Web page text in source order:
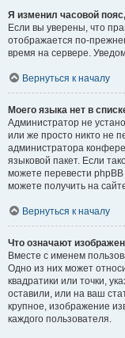
Я изменил часовой
Если вы уверены, что
отображается по-
время на сервере.
Вернуться к началу
Моего языка нет в
Администратор не
или же просто никто не
администратора
языковой пакет. Если
можете перевести
можете получить на
Вернуться к началу
Что означают
Вместе с именем
Одно из них может
квадратики или точки,
оставили, или на ваш
крупное, изображение
каждого пользователя.